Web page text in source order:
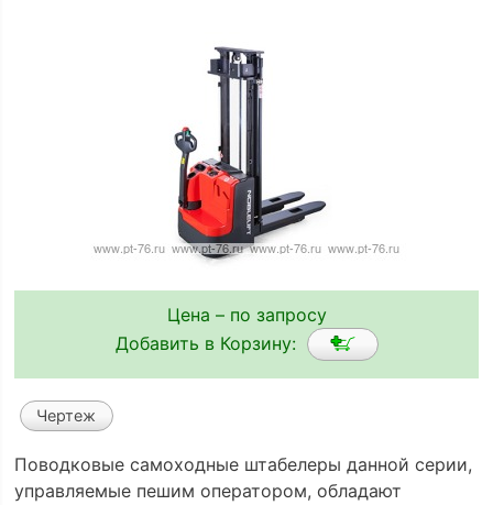
Цена – по запросу
Добавить в Корзину:
Чертеж
Поводковые самоходные штабелеры данной серии,
управляемые пешим оператором, обладают